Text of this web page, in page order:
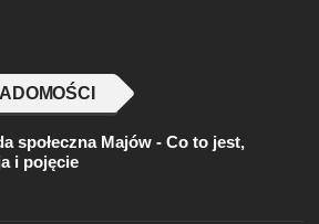
społeczna Majów - Co to jest,
i pojęcie